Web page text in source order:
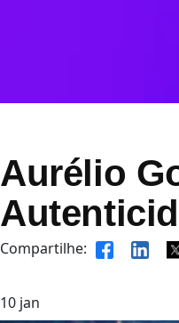
Aurélio
Compartilhe:
10 jan